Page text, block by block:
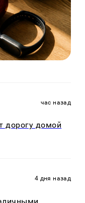
час назад
дорогу домой
4 дня назад